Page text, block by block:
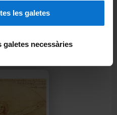
les galetes
galetes necessàries
y